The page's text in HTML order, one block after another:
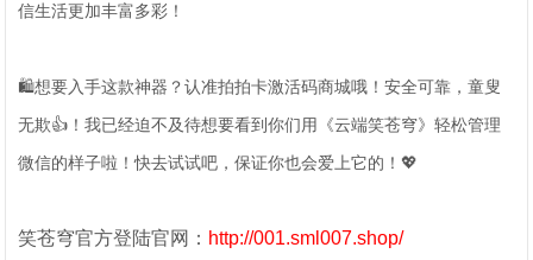
信生活更加丰富多彩！
🛍️想要入手这款神器？认准拍拍卡激活码商城哦！安全可靠，童叟
无欺👍！我已经迫不及待想要看到你们用《云端笑苍穹》轻松管理
微信的样子啦！快去试试吧，保证你也会爱上它的！💖
笑苍穹官方登陆官网： http://001.sml007.shop/